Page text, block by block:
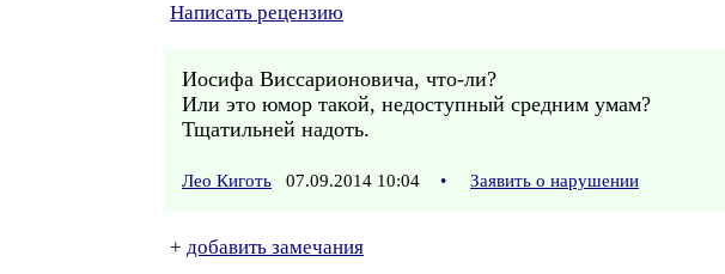
Написать рецензию
Иосифа Виссарионовича, что-ли?
Или это юмор такой, недоступный средним умам?
Тщатильней надоть.
Лео Киготь 07.09.2014 10:04 • Заявить о нарушении
+ добавить замечания